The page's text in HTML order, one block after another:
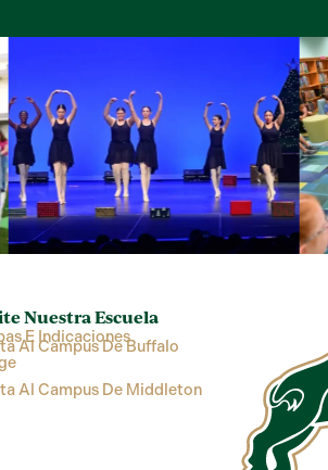
Nuestra Escuela
E Indicaciones
Al Campus De Buffalo
Al Campus De Middleton